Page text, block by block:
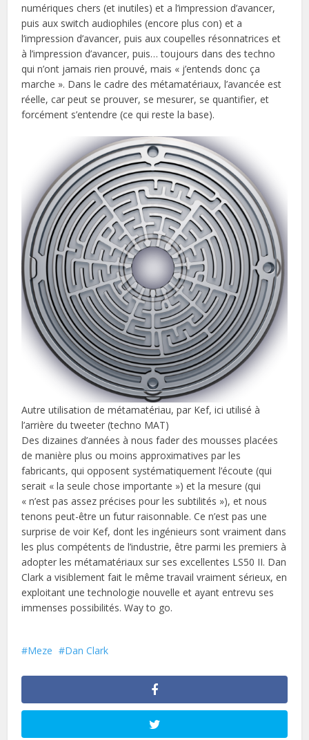
numériques chers (et inutiles) et a l’impression d’avancer,
puis aux switch audiophiles (encore plus con) et a
l’impression d’avancer, puis aux coupelles résonnatrices et
à l’impression d’avancer, puis… toujours dans des techno
qui n’ont jamais rien prouvé, mais « j’entends donc ça
marche ». Dans le cadre des métamatériaux, l’avancée est
réelle, car peut se prouver, se mesurer, se quantifier, et
forcément s’entendre (ce qui reste la base).
Autre utilisation de métamatériau, par Kef, ici utilisé à
l’arrière du tweeter (techno MAT)
Des dizaines d’années à nous fader des mousses placées
de manière plus ou moins approximatives par les
fabricants, qui opposent systématiquement l’écoute (qui
serait « la seule chose importante ») et la mesure (qui
« n’est pas assez précises pour les subtilités »), et nous
tenons peut-être un futur raisonnable. Ce n’est pas une
surprise de voir Kef, dont les ingénieurs sont vraiment dans
les plus compétents de l’industrie, être parmi les premiers à
adopter les métamatériaux sur ses excellentes LS50 II. Dan
Clark a visiblement fait le même travail vraiment sérieux, en
exploitant une technologie nouvelle et ayant entrevu ses
immenses possibilités. Way to go.
Meze Dan Clark